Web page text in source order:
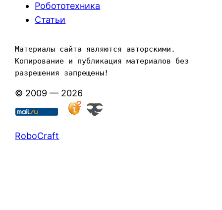
Робототехника
Статьи
Материалы сайта являются авторскими.
Копирование и публикация материалов без
разрешения запрещены!
© 2009 — 2026
RoboCraft